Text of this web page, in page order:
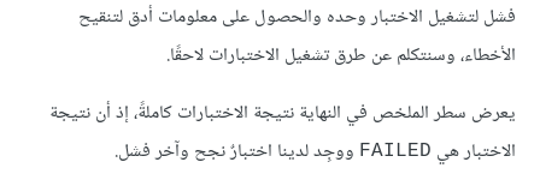
فشل لتشغيل الاختبار وحده والحصول على معلومات أدق لتنقيح
الأخطاء، وسنتكلم عن طرق تشغيل الاختبارات لاحقًا.
يعرض سطر الملخص في النهاية نتيجة الاختبارات كاملةً، إذ أن نتيجة
الاختبار هي FAILED ووجِد لدينا اختبارٌ نجح وآخر فشل.